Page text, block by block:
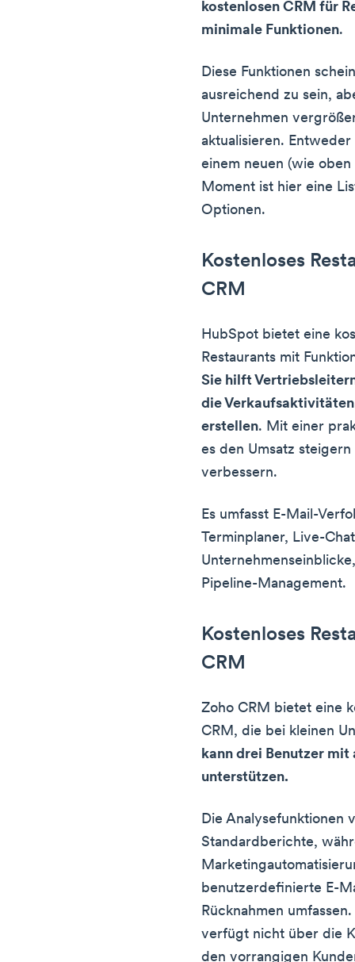
kostenlosen CRM für
minimale Funktionen.
Diese Funktionen
ausreichend zu sein,
Unternehmen
aktualisieren.
einem neuen (wie
Moment ist hier eine
Optionen.
Kostenloses
CRM
HubSpot bietet eine
Restaurants mit
Sie hilft
die
erstellen. Mit einer
es den Umsatz
verbessern.
Es umfasst E-Mail-
Terminplaner, Live-
Pipeline-Management.
Kostenloses
CRM
Zoho CRM bietet eine
CRM, die bei kleinen
kann drei Benutzer
unterstützen.
Die Analysefunktionen
Standardberichte,
benutzerdefinierte E-
Rücknahmen
verfügt nicht über die
den vorrangigen